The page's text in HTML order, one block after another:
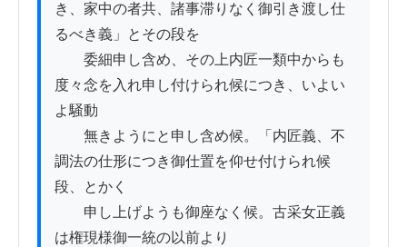
き、家中の者共、諸事滞りなく御引き渡し仕
るべき義」とその段を
委細申し含め、その上内匠一類中からも
度々念を入れ申し付けられ候につき、いよい
よ騒動
無きようにと申し含め候。「内匠義、不
調法の仕形につき御仕置を仰せ付けられ候
段、とかく
申し上げようも御座なく候。古采女正義
は権現様御一統の以前より